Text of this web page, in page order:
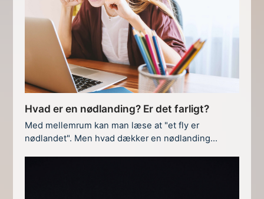
Hvad er en nødlanding? Er det farligt?
Med mellemrum kan man læse at "et fly er
nødlandet". Men hvad dækker en nødlanding…